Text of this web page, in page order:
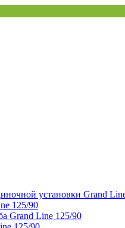
установки Grand
125/90
Grand Line 125/90